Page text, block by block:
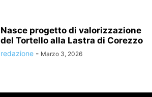
Nasce progetto di valorizzazione
del Tortello alla Lastra di Corezzo
redazione - Marzo 3, 2026